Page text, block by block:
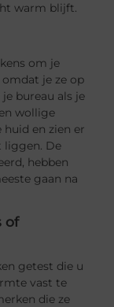
warm blijft.
om je
je ze op
bureau als je
wollige
huid en zien er
liggen. De
hebben
gaan na
of
getest die u
vast te
die ze